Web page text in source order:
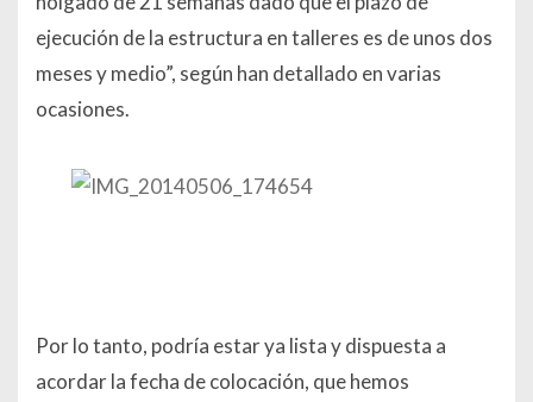
ejecución de la estructura en talleres es de unos dos
meses y medio”, según han detallado en varias
ocasiones.
Por lo tanto, podría estar ya lista y dispuesta a
acordar la fecha de colocación, que hemos